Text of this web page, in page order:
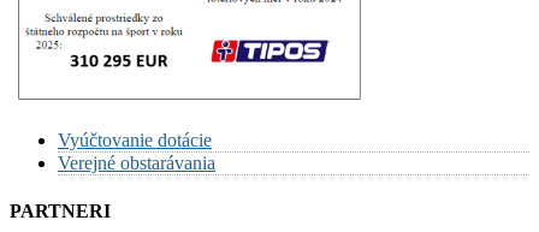
Vyúčtovanie dotácie
Verejné obstarávania
PARTNERI